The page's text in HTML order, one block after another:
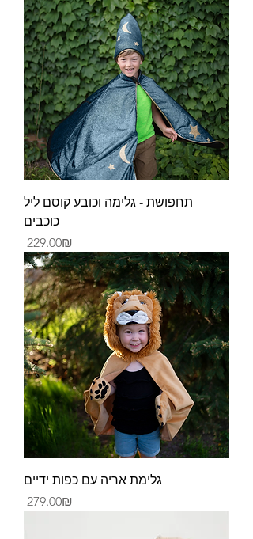
תחפושת - גלימה וכובע קוסם ליל
כוכבים
Price
‏229.00 ‏₪
גלימת אריה עם כפות ידיים
Price
‏279.00 ‏₪